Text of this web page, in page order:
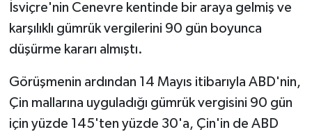
İsviçre'nin Cenevre kentinde bir araya gelmiş ve
karşılıklı gümrük vergilerini 90 gün boyunca
düşürme kararı almıştı.
Görüşmenin ardından 14 Mayıs itibarıyla ABD'nin,
Çin mallarına uyguladığı gümrük vergisini 90 gün
için yüzde 145'ten yüzde 30'a, Çin'in de ABD